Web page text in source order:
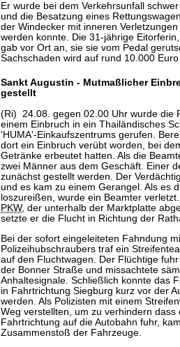
Er wurde bei dem Verkehrsunfall
und die Besatzung eines
der Windecker mit inneren
werden konnte. Die 31-jährige
gab vor Ort an, sie sie vom Pedal
Sachschaden wird auf rund 10.000
Sankt Augustin - Mutmaßlicher
gestellt
(Ri) 24.08. gegen 02.00 Uhr wurde die
einem Einbruch in ein Thailändisches
'HUMA'-Einkaufszentrums gerufen.
dort ein Einbruch verübt worden, bei
Getränke erbeutet hatten. Als die
zwei Männer aus dem Geschäft. Einer
zunächst gestellt werden. Der
und es kam zu einem Gerangel. Als es
loszureißen, wurde ein Beamter
PKW, der unterhalb der Marktplatte
setzte er die Flucht in Richtung der
Bei der sofort eingeleiteten Fahndung
Polizeihubschraubers traf ein
auf den Fluchtwagen. Der Flüchtige
der Bonner Straße und missachtete
Anhaltesignale. Schließlich konnte das
in Fahrtrichtung Siegburg kurz vor der
werden. Als Polizisten mit einem
Weg verstellten, um zu verhindern
Fahrtrichtung auf die Autobahn fuhr,
Zusammenstoß der Fahrzeuge.